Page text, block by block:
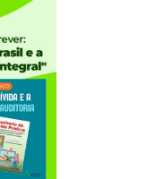
outros países
coisa.
é que a lei
dívida perde o
seis anos. “Muito
mas os países